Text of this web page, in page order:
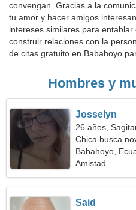
convengan. Gracias a la
tu amor y hacer amigos
intereses similares para
construir relaciones con la
de citas gratuito en Babahoyo
Hombres y
Josselyn
26 años,
Chica busca
Babahoyo,
Amistad
Said